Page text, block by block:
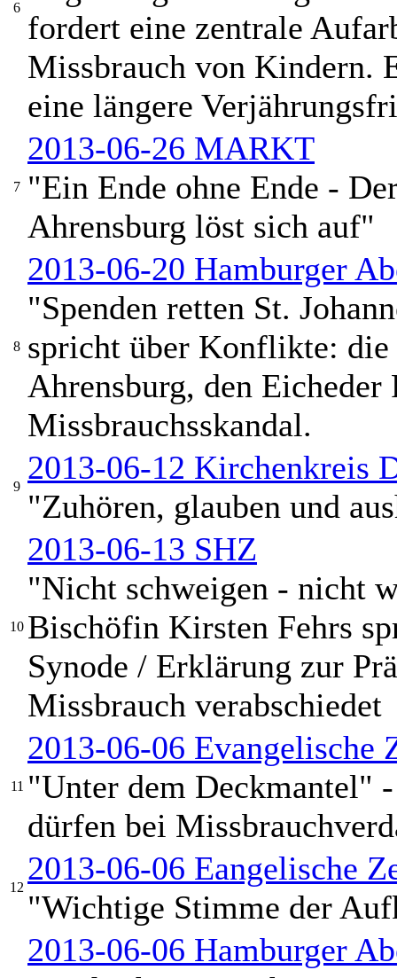
6
fordert eine zentrale
Missbrauch von Kindern.
eine längere
7
2013-06-26 MARKT
"Ein Ende ohne Ende -
Ahrensburg löst sich auf"
8
2013-06-20 Hamburger
"Spenden retten St.
spricht über Konflikte:
Ahrensburg, den Eicheder
Missbrauchsskandal.
9
2013-06-12 Kirchenkreis
"Zuhören, glauben und
10
2013-06-13 SHZ
"Nicht schweigen - nicht
Bischöfin Kirsten Fehrs
Synode / Erklärung zur
Missbrauch verabschiedet
11
2013-06-06 Evangelische
"Unter dem Deckmantel"
dürfen bei
12
2013-06-06 Eangelische
"Wichtige Stimme der
2013-06-06 Hamburger